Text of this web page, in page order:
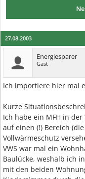
27.08.2003
Energiesparer
Gast
Ich importiere hier mal
Kurze
Ich habe ein MFH in
auf einen (!) Bereich
Vollwärmeschutz
VWS war mal ein
Baulücke, weshalb ich
mit den beiden